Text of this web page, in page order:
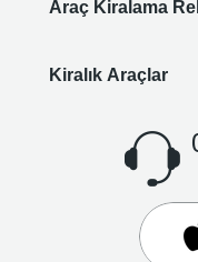
Araç Kiralama
Kiralık Araçlar